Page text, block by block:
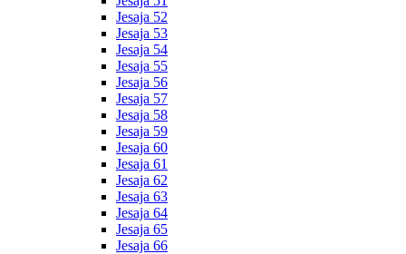
Jesaja 52
Jesaja 53
Jesaja 54
Jesaja 55
Jesaja 56
Jesaja 57
Jesaja 58
Jesaja 59
Jesaja 60
Jesaja 61
Jesaja 62
Jesaja 63
Jesaja 64
Jesaja 65
Jesaja 66